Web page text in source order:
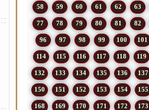
58 59 60 61 62 63
77 78 79 80 81 82
96 97 98 99 100 101
114 115 116 117 118 119
132 133 134 135 136 137
150 151 152 153 154 155
168 169 170 171 172 173